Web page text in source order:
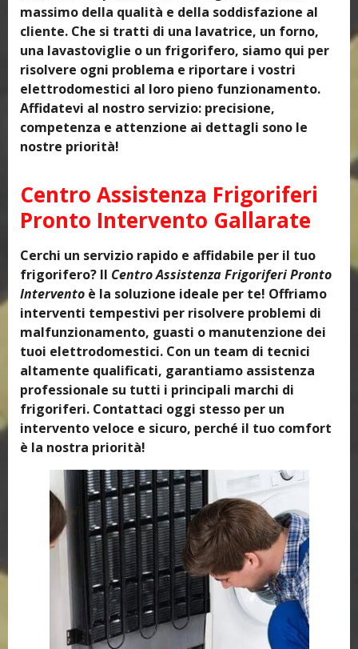
massimo della qualità e della soddisfazione al
cliente. Che si tratti di una lavatrice, un forno,
una lavastoviglie o un frigorifero, siamo qui per
risolvere ogni problema e riportare i vostri
elettrodomestici al loro pieno funzionamento.
Affidatevi al nostro servizio: precisione,
competenza e attenzione ai dettagli sono le
nostre priorità!
Centro Assistenza Frigoriferi
Pronto Intervento Gallarate
Cerchi un servizio rapido e affidabile per il tuo
frigorifero? Il Centro Assistenza Frigoriferi Pronto
Intervento è la soluzione ideale per te! Offriamo
interventi tempestivi per risolvere problemi di
malfunzionamento, guasti o manutenzione dei
tuoi elettrodomestici. Con un team di tecnici
altamente qualificati, garantiamo assistenza
professionale su tutti i principali marchi di
frigoriferi. Contattaci oggi stesso per un
intervento veloce e sicuro, perché il tuo comfort
è la nostra priorità!